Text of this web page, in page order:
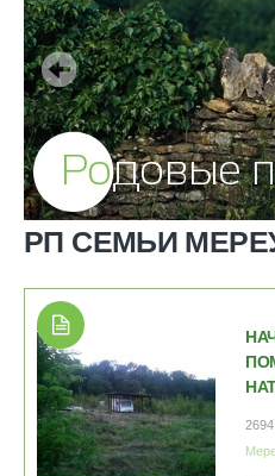
РП СЕМЬИ